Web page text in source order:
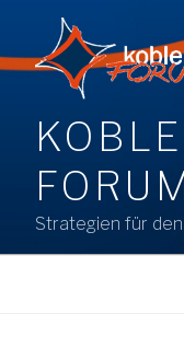
springen
Strategien für